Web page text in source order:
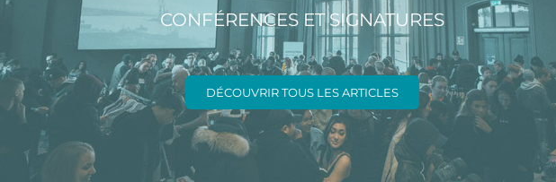
CONFÉRENCES ET SIGNATURES
DÉCOUVRIR TOUS LES ARTICLES